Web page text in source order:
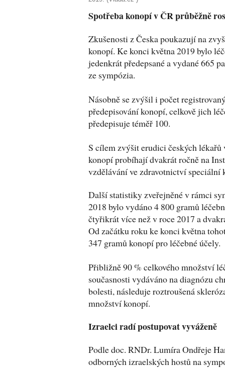
Spotřeba konopí v ČR průběžně
Zkušenosti z Česka poukazují na
konopí. Ke konci května 2019 bylo
jedenkrát předepsané a vydané 665
ze sympózia.
Násobně se zvýšil i počet
předepisování konopí, celkově jich
předepisuje téměř 100.
S cílem zvýšit erudici českých lékařů
konopí probíhají dvakrát ročně na
vzdělávání ve zdravotnictví speciální
Další statistiky zveřejněné v rámci
2018 bylo vydáno 4 800 gramů
čtyřikrát více než v roce 2017 a
Od začátku roku ke konci května
347 gramů konopí pro léčebné účely.
Přibližně 90 % celkového množství
současnosti vydáváno na diagnózu
bolesti, následuje roztroušená
množství konopí.
Izraelci radí postupovat vyváženě
Podle doc. RNDr. Lumíra Ondřeje
odborných izraelských hostů na